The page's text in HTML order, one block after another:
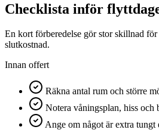
Checklista inför
En kort förberedelse gör stor skillnad för
slutkostnad.
Innan offert
Räkna antal rum och större
Notera våningsplan, hiss och
Ange om något är extra tungt